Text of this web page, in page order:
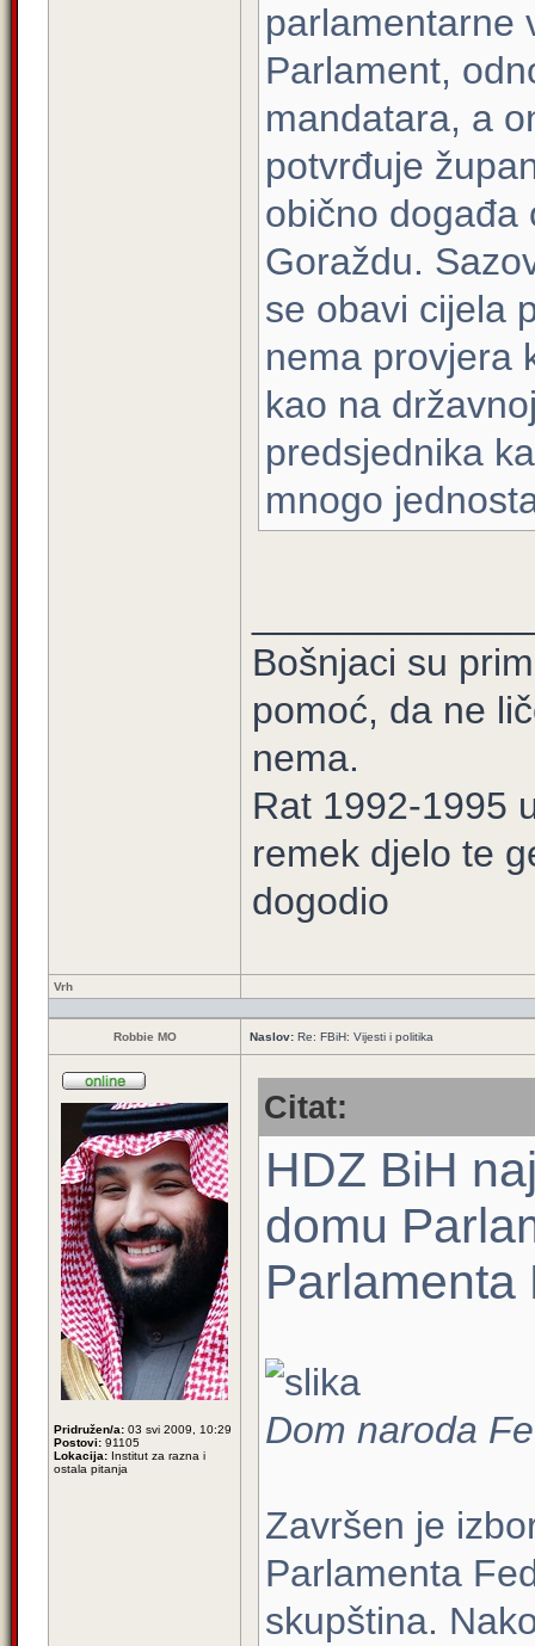
parlamentarne
Parlament,
mandatara, a
potvrđuje
obično događa
Goraždu.
se obavi cijela
nema provjera
kao na
predsjednika
mnogo
Bošnjaci su
pomoć, da ne
nema.
Rat 1992-1995
remek djelo te
dogodio
Vrh
Robbie MO Naslov: Re: FBiH: Vijesti i politika
Pridružen/a: 03 svi 2009, 10:29
Postovi: 91105
Lokacija: Institut za razna i
ostala pitanja
Citat:
HDZ BiH
domu
Parlamenta
Dom naroda
Završen je
Parlamenta
skupština.